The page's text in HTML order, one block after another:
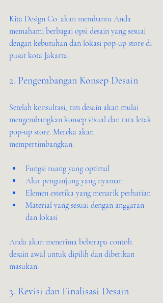
Kita Design Co. akan membantu Anda
memahami berbagai opsi desain yang sesuai
dengan kebutuhan dan lokasi pop-up store di
pusat kota Jakarta.
2. Pengembangan Konsep Desain
Setelah konsultasi, tim desain akan mulai
mengembangkan konsep visual dan tata letak
pop-up store. Mereka akan
mempertimbangkan:
Fungsi ruang yang optimal
Alur pengunjung yang nyaman
Elemen estetika yang menarik perhatian
Material yang sesuai dengan anggaran
dan lokasi
Anda akan menerima beberapa contoh
desain awal untuk dipilih dan diberikan
masukan.
3. Revisi dan Finalisasi Desain